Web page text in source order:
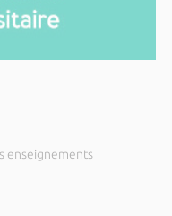
enseignements